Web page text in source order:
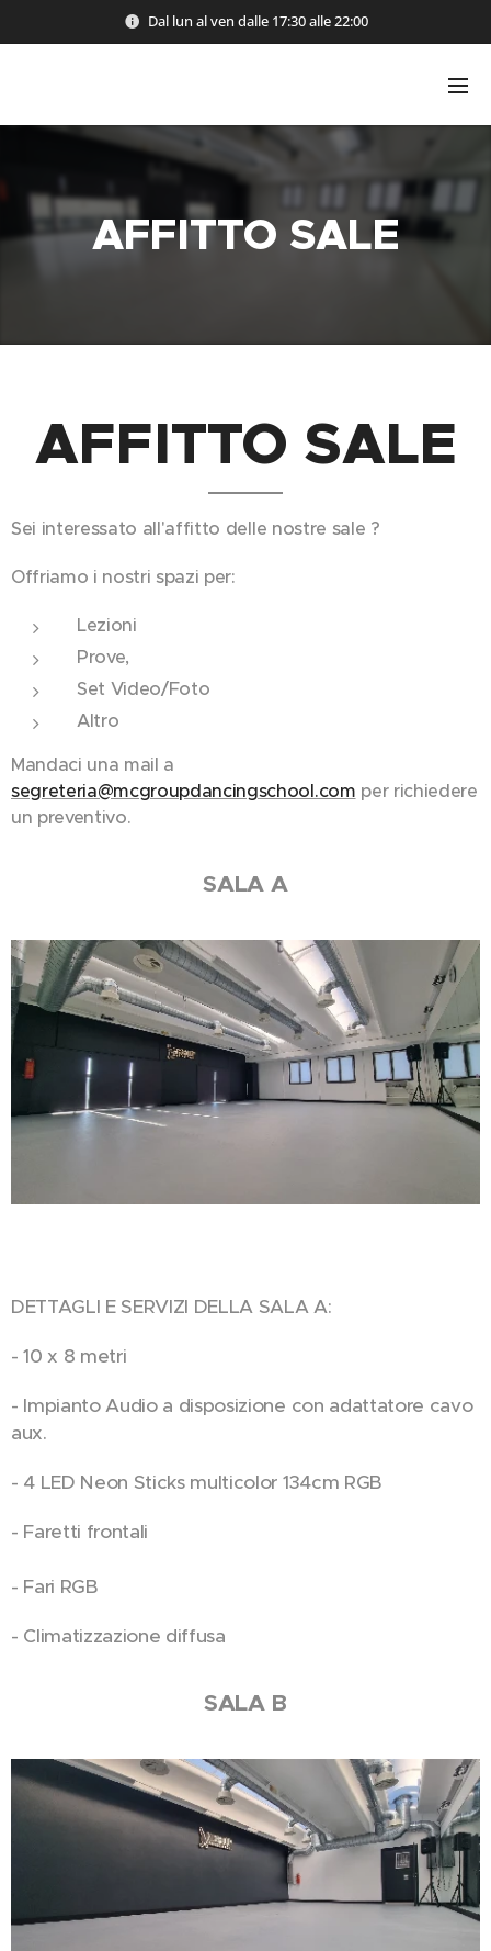
Dal lun al ven dalle 17:30 alle 22:00
AFFITTO SALE
AFFITTO SALE
Sei interessato all'affitto delle nostre sale ?
Offriamo i nostri spazi per:
Lezioni
Prove,
Set Video/Foto
Altro
Mandaci una mail a
segreteria@mcgroupdancingschool.com per richiedere
un preventivo.
SALA A
DETTAGLI E SERVIZI DELLA SALA A:
- 10 x 8 metri
- Impianto Audio a disposizione con adattatore cavo
aux.
- 4 LED Neon Sticks multicolor 134cm RGB
- Faretti frontali
- Fari RGB
- Climatizzazione diffusa
SALA B